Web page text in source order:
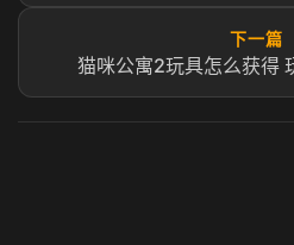
下一篇
猫咪公寓2玩具怎么获得